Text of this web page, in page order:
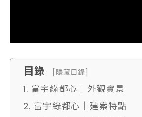
目錄 [隱藏目錄]
1. 富宇綠都心｜外觀實景
2. 富宇綠都心｜建案特點